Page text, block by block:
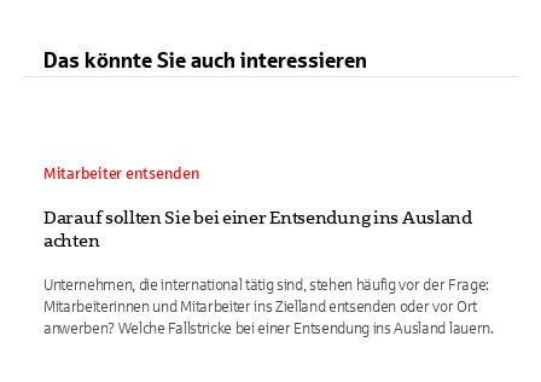
Das könnte Sie auch interessieren
Mitarbeiter entsenden
Darauf sollten Sie bei einer Entsendung ins Ausland
achten
Unternehmen, die international tätig sind, stehen häufig vor der Frage:
Mitarbeiterinnen und Mitarbeiter ins Zielland entsenden oder vor Ort
anwerben? Welche Fallstricke bei einer Entsendung ins Ausland lauern.